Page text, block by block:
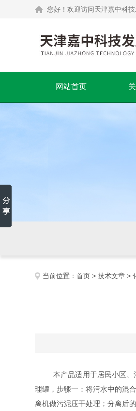
您好！欢迎访问天津嘉中科技
网站首页
当前位置： 首页 > 技术文章 >
本产品适用于居民小区
理罐， 步骤一 ：将污水中的混
离机做污泥压干处理；分离后